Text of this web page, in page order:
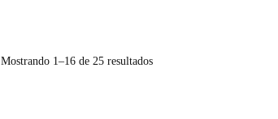
Mostrando 1–16 de 25 resultados